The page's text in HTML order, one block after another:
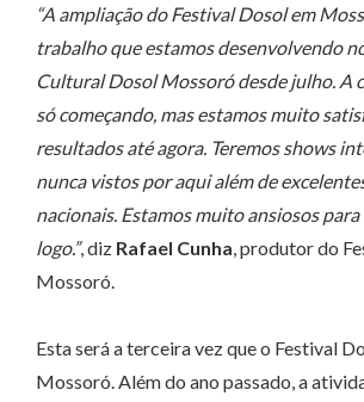
“A ampliação do Festival Dosol em
trabalho que estamos desenvolvendo
Cultural Dosol Mossoró desde julho. A
só começando, mas estamos muito
resultados até agora. Teremos shows
nunca vistos por aqui além de
nacionais. Estamos muito ansiosos para
logo.”, diz Rafael Cunha, produtor do
Mossoró.
Esta será a terceira vez que o Festival
Mossoró. Além do ano passado, a